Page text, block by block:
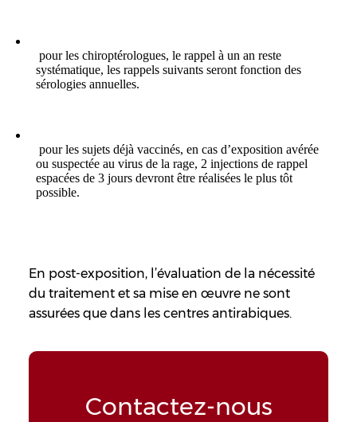
pour les chiroptérologues, le rappel à un an reste
systématique, les rappels suivants seront fonction des
sérologies annuelles.
pour les sujets déjà vaccinés, en cas d’exposition avérée
ou suspectée au virus de la rage, 2 injections de rappel
espacées de 3 jours devront être réalisées le plus tôt
possible.
En post-exposition, l’évaluation de la nécessité
du traitement et sa mise en œuvre ne sont
assurées que dans les centres antirabiques.
Contactez-nous